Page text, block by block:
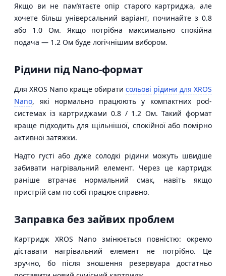
Якщо ви не пам’ятаєте опір старого картриджа, але
хочете більш універсальний варіант, починайте з 0.8
або 1.0 Ом. Якщо потрібна максимально спокійна
подача — 1.2 Ом буде логічнішим вибором.
Рідини під Nano-формат
Для XROS Nano краще обирати сольові рідини для XROS
Nano, які нормально працюють у компактних pod-
системах із картриджами 0.8 / 1.2 Ом. Такий формат
краще підходить для щільнішої, спокійної або помірно
активної затяжки.
Надто густі або дуже солодкі рідини можуть швидше
забивати нагрівальний елемент. Через це картридж
раніше втрачає нормальний смак, навіть якщо
пристрій сам по собі працює справно.
Заправка без зайвих проблем
Картридж XROS Nano змінюється повністю: окремо
діставати нагрівальний елемент не потрібно. Це
зручно, бо після зношення резервуара достатньо